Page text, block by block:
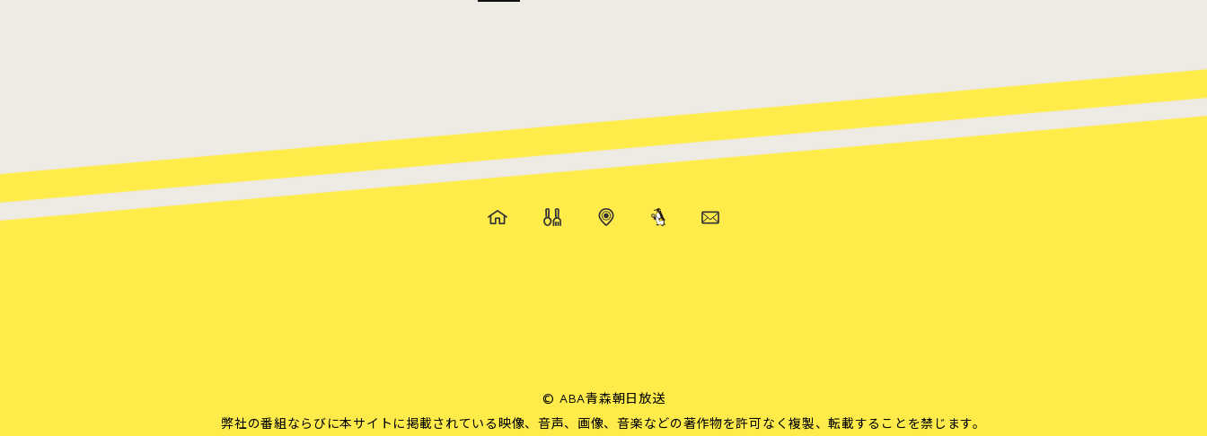
©ABA青森朝日放送
弊社の番組ならびに本サイトに掲載されている映像、音声、画像、音楽などの著作物を許可なく複製、転載することを禁じます。